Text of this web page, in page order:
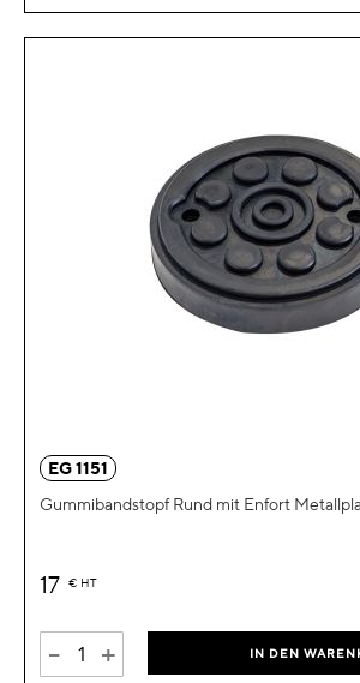
EG 1151
Gummibandstopf Rund mit Enfort
17 € HT
- + IN DEN